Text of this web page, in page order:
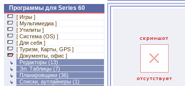
Программы для Series 60
[ Игры ]
[ Мультимедиа ]
[ Утилиты ]
[ Система (OS) ]
[ Для себя ]
[ Туризм, Карты, GPS ]
[ Документы, офис ]
Редакторы (13)
Эл. Таблицы (7)
Планировщики (36)
Списки, аутлайнеры (1)